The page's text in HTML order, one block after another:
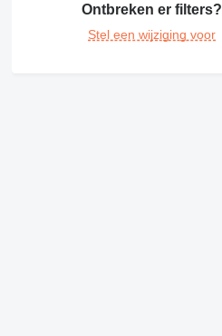
Ontbreken er filters?
Stel een wijziging voor